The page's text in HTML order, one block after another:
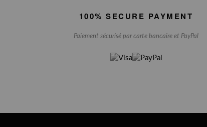
100% SECURE PAYMENT
Paiement sécurisé par carte bancaire et PayPal